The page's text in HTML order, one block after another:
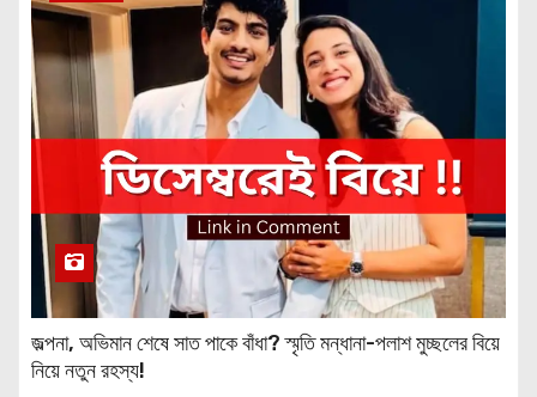
জল্পনা, অভিমান শেষে সাত পাকে বাঁধা? স্মৃতি মন্ধানা-পলাশ মুচ্ছলের বিয়ে
নিয়ে নতুন রহস্য!